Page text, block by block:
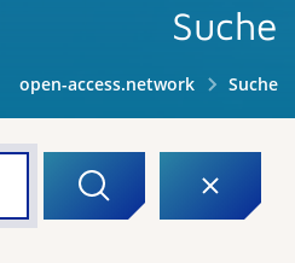
Suche
open-access.network Suche